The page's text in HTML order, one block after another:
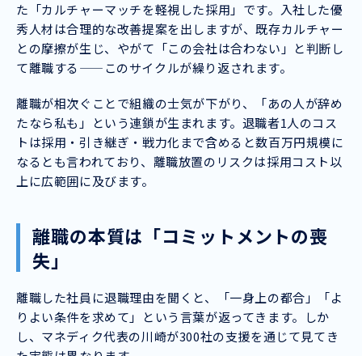
た「カルチャーマッチを軽視した採用」です。入社した優
秀人材は合理的な改善提案を出しますが、既存カルチャー
との摩擦が生じ、やがて「この会社は合わない」と判断し
て離職する——このサイクルが繰り返されます。
離職が相次ぐことで組織の士気が下がり、「あの人が辞め
たなら私も」という連鎖が生まれます。退職者1人のコス
トは採用・引き継ぎ・戦力化まで含めると数百万円規模に
なるとも言われており、離職放置のリスクは採用コスト以
上に広範囲に及びます。
離職の本質は「コミットメントの喪
失」
離職した社員に退職理由を聞くと、「一身上の都合」「よ
りよい条件を求めて」という言葉が返ってきます。しか
し、マネディク代表の川崎が300社の支援を通じて見てき